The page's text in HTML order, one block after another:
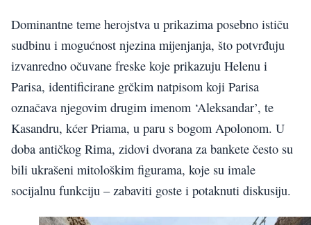
Dominantne teme herojstva u prikazima posebno ističu
sudbinu i mogućnost njezina mijenjanja, što potvrđuju
izvanredno očuvane freske koje prikazuju Helenu i
Parisa, identificirane grčkim natpisom koji Parisa
označava njegovim drugim imenom ‘Aleksandar’, te
Kasandru, kćer Priama, u paru s bogom Apolonom. U
doba antičkog Rima, zidovi dvorana za bankete često su
bili ukrašeni mitološkim figurama, koje su imale
socijalnu funkciju – zabaviti goste i potaknuti diskusiju.